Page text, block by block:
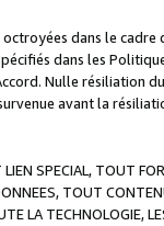
dans le cadre
dans les
Nulle résiliation
avant la
SPECIAL, TOUT
TOUT
LA TECHNOLOGIE,